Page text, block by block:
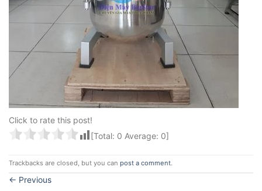
Click to rate this post!
[Total: 0 Average: 0]
Trackbacks are closed, but you can post a comment.
← Previous